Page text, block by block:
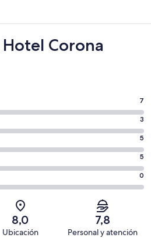
Corona
7
3
5
5
0
8,0
Ubicación
7,8
Personal y atención